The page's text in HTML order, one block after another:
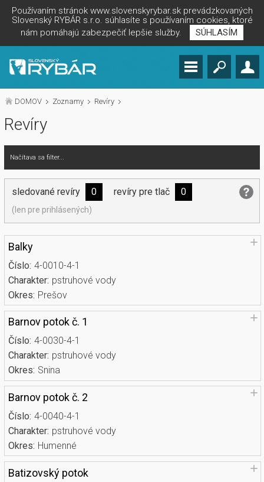
Používaním stránok www.slovenskyrybar.sk prevádzkovaných
Slovenský RYBÁR s.r.o. súhlasíte s používaním cookies, ktoré
nám pomáhajú zabezpečiť lepšie služby.
SÚHLASÍM
DOMOV Zoznamy Revíry
Revíry
Načítava sa filter...
sledované revíry 0 revíry pre tlač 0
(len pre prihlásených)
Balky
Číslo: 4-0010-4-1
Charakter: pstruhové vody
Okres: Prešov
Barnov potok č. 1
Číslo: 4-0030-4-1
Charakter: pstruhové vody
Okres: Snina
Barnov potok č. 2
Číslo: 4-0040-4-1
Charakter: pstruhové vody
Okres: Humenné
Batizovský potok